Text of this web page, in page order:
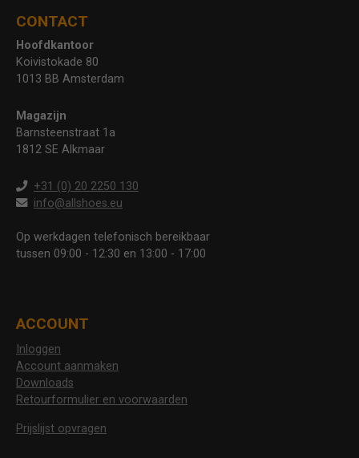
CONTACT
Hoofdkantoor
Koivistokade 80
1013 BB Amsterdam
Magazijn
Barnsteenstraat 1a
1812 SE Alkmaar
+31 (0) 20 2250 130
info@allshoes.eu
Op werkdagen telefonisch bereikbaar
tussen 09:00 - 12:30 en 13:00 - 17:00
ACCOUNT
Inloggen
Account aanmaken
Downloads
Retourformulier en voorwaarden
Prijslijst opvragen